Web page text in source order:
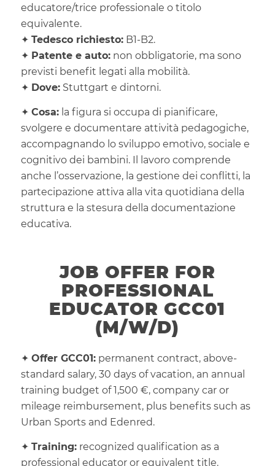
educatore/trice professionale o titolo
equivalente.
✦ Tedesco richiesto:B1-B2.
✦ Patente e auto:non obbligatorie, ma sono
previsti benefit legati alla mobilità.
✦ Dove:Stuttgart e dintorni.
✦ Cosa:la figura si occupa di pianificare,
svolgere e documentare attività pedagogiche,
accompagnando lo sviluppo emotivo, sociale e
cognitivo dei bambini. Il lavoro comprende
anche l’osservazione, la gestione dei conflitti, la
partecipazione attiva alla vita quotidiana della
struttura e la stesura della documentazione
educativa.
JOB OFFER FOR
PROFESSIONAL
EDUCATOR GCC01
(M/W/D)
✦ Offer GCC01:permanent contract, above-
standard salary, 30 days of vacation, an annual
training budget of 1,500 €, company car or
mileage reimbursement, plus benefits such as
Urban Sports and Edenred.
✦ Training:recognized qualification as a
professional educator or equivalent title.